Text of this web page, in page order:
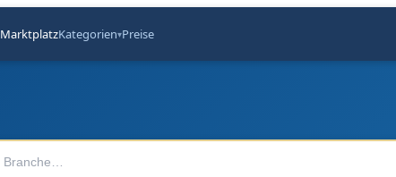
MarktplatzKategorien▾Preise